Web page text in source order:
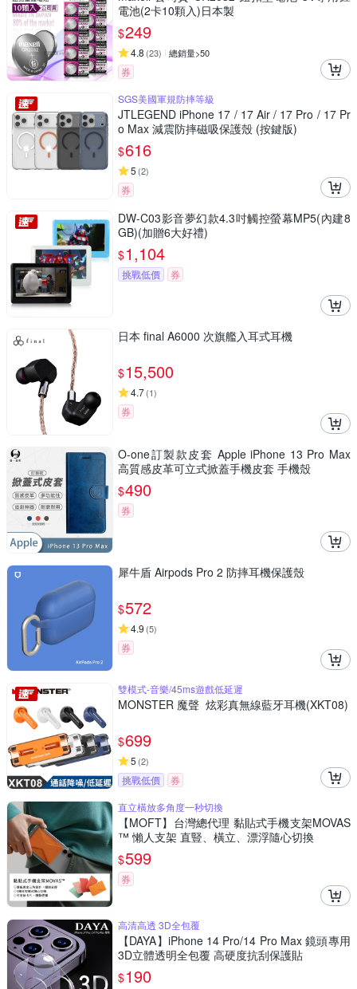
電池(2卡10顆入)日本製
$249
4.8 (23) 總銷量>50
券
SGS美國軍規防摔等級
JTLEGEND iPhone 17 / 17 Air / 17 Pro / 17 Pr
o Max 減震防摔磁吸保護殼 (按鍵版)
$616
5 (2)
券
DW-C03影音夢幻款4.3吋觸控螢幕MP5(內建8
GB)(加贈6大好禮)
$1,104
挑戰低價 券
日本 final A6000 次旗艦入耳式耳機
$15,500
4.7(1)
券
O-one訂製款皮套 Apple iPhone 13 Pro Max
高質感皮革可立式掀蓋手機皮套 手機殼
$490
券
犀牛盾 Airpods Pro 2 防摔耳機保護殼
$572
4.9 (5)
券
雙模式-音樂/45ms遊戲低延遲
MONSTER 魔聲 炫彩真無線藍牙耳機(XKT08)
$699
5 (2)
挑戰低價
券
直立橫放多角度一秒切換
【MOFT】台灣總代理 黏貼式手機支架MOVAS
™ 懶人支架 直豎、橫立、漂浮隨心切換
$599
券
高清高透 3D全包覆
【DAYA】iPhone 14 Pro/14 Pro Max 鏡頭專用
3D立體透明全包覆 高硬度抗刮保護貼
$190